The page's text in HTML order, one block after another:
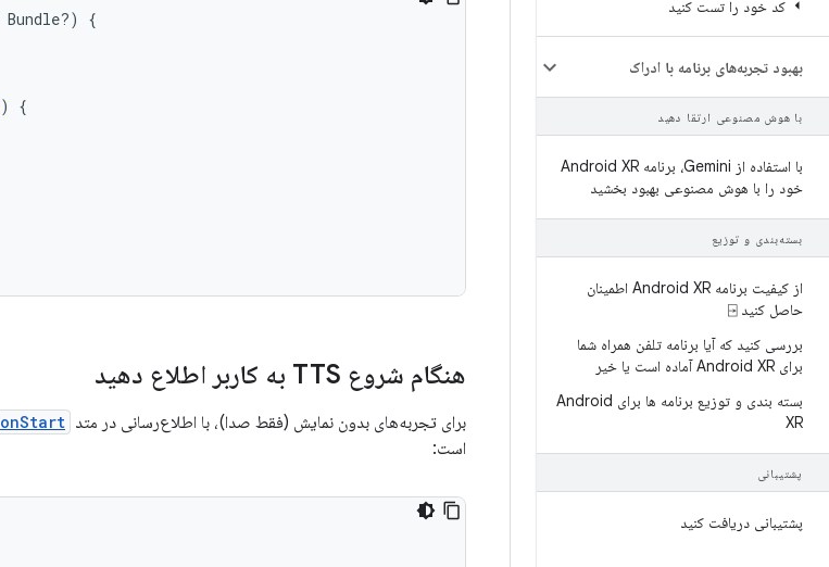
کد خود را تست کنید
بهبود تجربه‌های برنامه با ادراک
با هوش مصنوعی ارتقا دهید
با استفاده از Gemini، برنامه Android XR
خود را با هوش مصنوعی بهبود بخشید
بسته‌بندی و توزیع
از کیفیت برنامه Android XR اطمینان
حاصل کنید ⍈
بررسی کنید که آیا برنامه تلفن همراه شما
برای Android XR آماده است یا خیر
بسته بندی و توزیع برنامه ها برای Android
XR
پشتیبانی
پشتیبانی دریافت کنید
Bundle?)
{
)
{
هنگام شروع TTS به کاربر اطلاع دهید
برای تجربه‌های بدون نمایش (فقط صدا)، با اطلاع‌رسانی در متد onStart
است: